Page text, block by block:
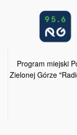
Program miejski
Zielonej Górze